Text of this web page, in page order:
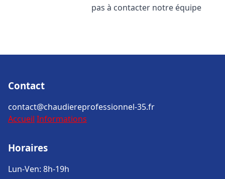
pas à contacter notre équipe
Contact
contact@chaudiereprofessionnel-35.fr
Accueil Informations
Horaires
Lun-Ven: 8h-19h